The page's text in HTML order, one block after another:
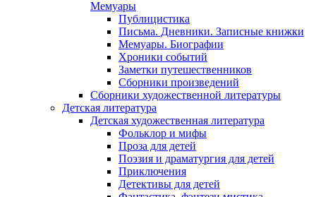
Мемуары
Публицистика
Письма. Дневники. Записные книжки
Мемуары. Биографии
Хроники событий
Заметки путешественников
Сборники произведений
Сборники художественной литературы
Детская литература
Детская художественная литература
Фольклор и мифы
Проза для детей
Поэзия и драматургия для детей
Приключения
Детективы для детей